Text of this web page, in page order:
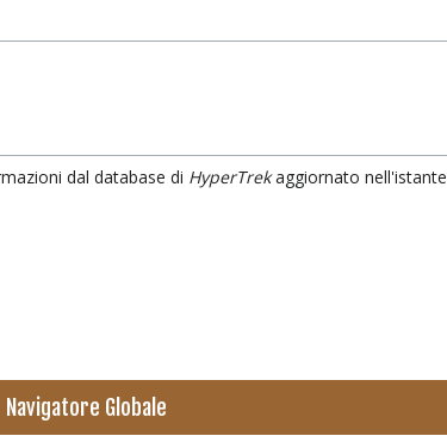
dal database di HyperTrekaggiornato nell'istante
Navigatore Globale